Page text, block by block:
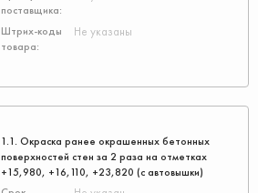
Не указаны
1.1. Окраска ранее окрашенных бетонных
поверхностей стен за 2 раза на отметках
+15,980, +16,110, +23,820 (с автовышки)